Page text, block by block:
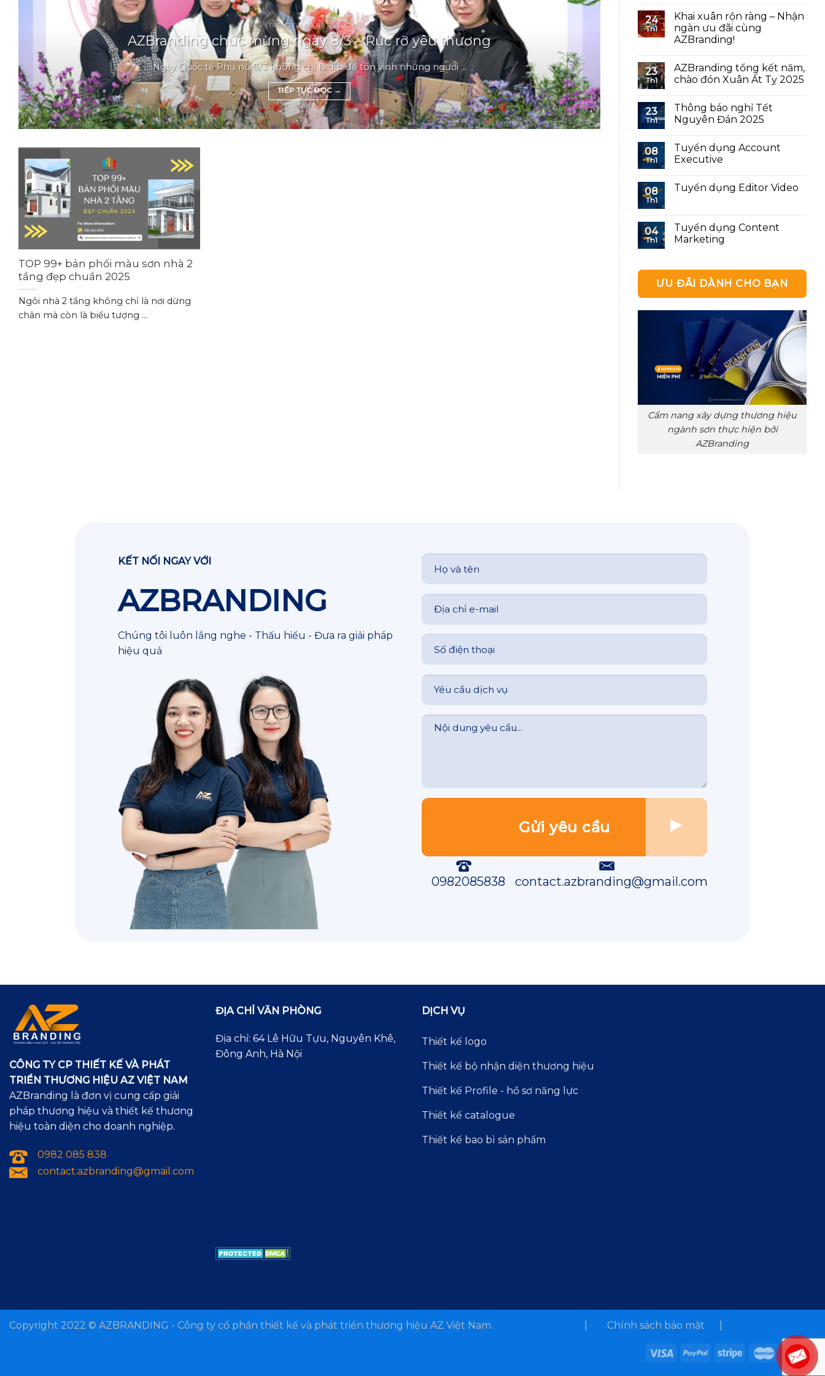
THÔNG TIN NỘI BỘ TIN TỨC
AZBranding chúc mừng ngày 8/3 – Rực rỡ yêu thương
Ngày Quốc tế Phụ nữ 8/3 không chỉ là dịp để tôn vinh những người ...
TIẾP TỤC ĐỌC →
Quy trình xây
Trong thị trường sơn
TOP 99+ bản phối màu sơn nhà 2
tầng đẹp chuẩn 2025
Ngôi nhà 2 tầng không chỉ là nơi dừng
chân mà còn là biểu tượng ...
24
Th1
Khai xuân rộn ràng – Nhận
ngàn ưu đãi cùng
AZBranding!
23
Th1
AZBranding tổng kết năm,
chào đón Xuân Ất Tỵ 2025
23
Th1
Thông báo nghỉ Tết
Nguyên Đán 2025
08
Th1
Tuyển dụng Account
Executive
08
Th1
Tuyển dụng Editor Video
04
Th1
Tuyển dụng Content
Marketing
ƯU ĐÃI DÀNH CHO BẠN
Cẩm nang xây dựng thương hiệu
ngành sơn thực hiện bởi
AZBranding
KẾT NỐI NGAY VỚI
AZBRANDING
Chúng tôi luôn lắng nghe - Thấu hiểu - Đưa ra giải pháp
hiệu quả
0982085838 contact.azbranding@gmail.com
CÔNG TY CP THIẾT KẾ VÀ PHÁT
TRIỂN THƯƠNG HIỆU AZ VIỆT NAM
AZBranding là đơn vị cung cấp giải
pháp thương hiệu và thiết kế thương
hiệu toàn diện cho doanh nghiệp.
0982 085 838
contact.azbranding@gmail.com
ĐỊA CHỈ VĂN PHÒNG
Địa chỉ: 64 Lê Hữu Tựu, Nguyên Khê,
Đông Anh, Hà Nội
DỊCH VỤ
Thiết kế logo
Thiết kế bộ nhận diện thương hiệu
Thiết kế Profile - hồ sơ năng lực
Thiết kế catalogue
Thiết kế bao bì sản phẩm
Copyright 2022 © AZBRANDING - Công ty cổ phần thiết kế và phát triển thương hiệu AZ Việt Nam. | Chính sách bảo mật |